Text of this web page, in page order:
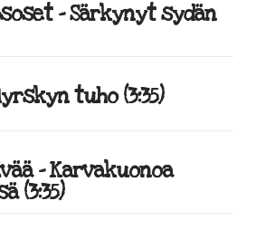
– Särkynyt sydän
tuho (3:35)
– Karvakuonoa
(3:35)